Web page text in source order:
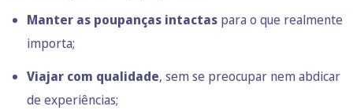
Manter as poupanças intactas para o que realmente
importa;
Viajar com qualidade, sem se preocupar nem abdicar
de experiências;